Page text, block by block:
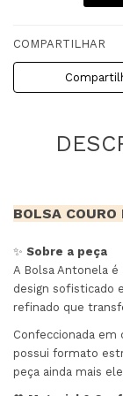
COMPARTILHAR
BOLSA
✨ Sobre a peça
A Bolsa Antonela
design sofisticado
refinado que
Confeccionada em
possui formato
peça ainda mais